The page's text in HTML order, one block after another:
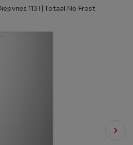
113 l | Totaal No Frost